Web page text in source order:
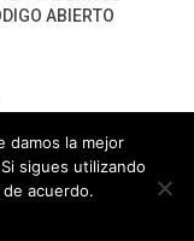
ABIERTO
de Privacidad
damos la mejor
sigues utilizando
acuerdo.